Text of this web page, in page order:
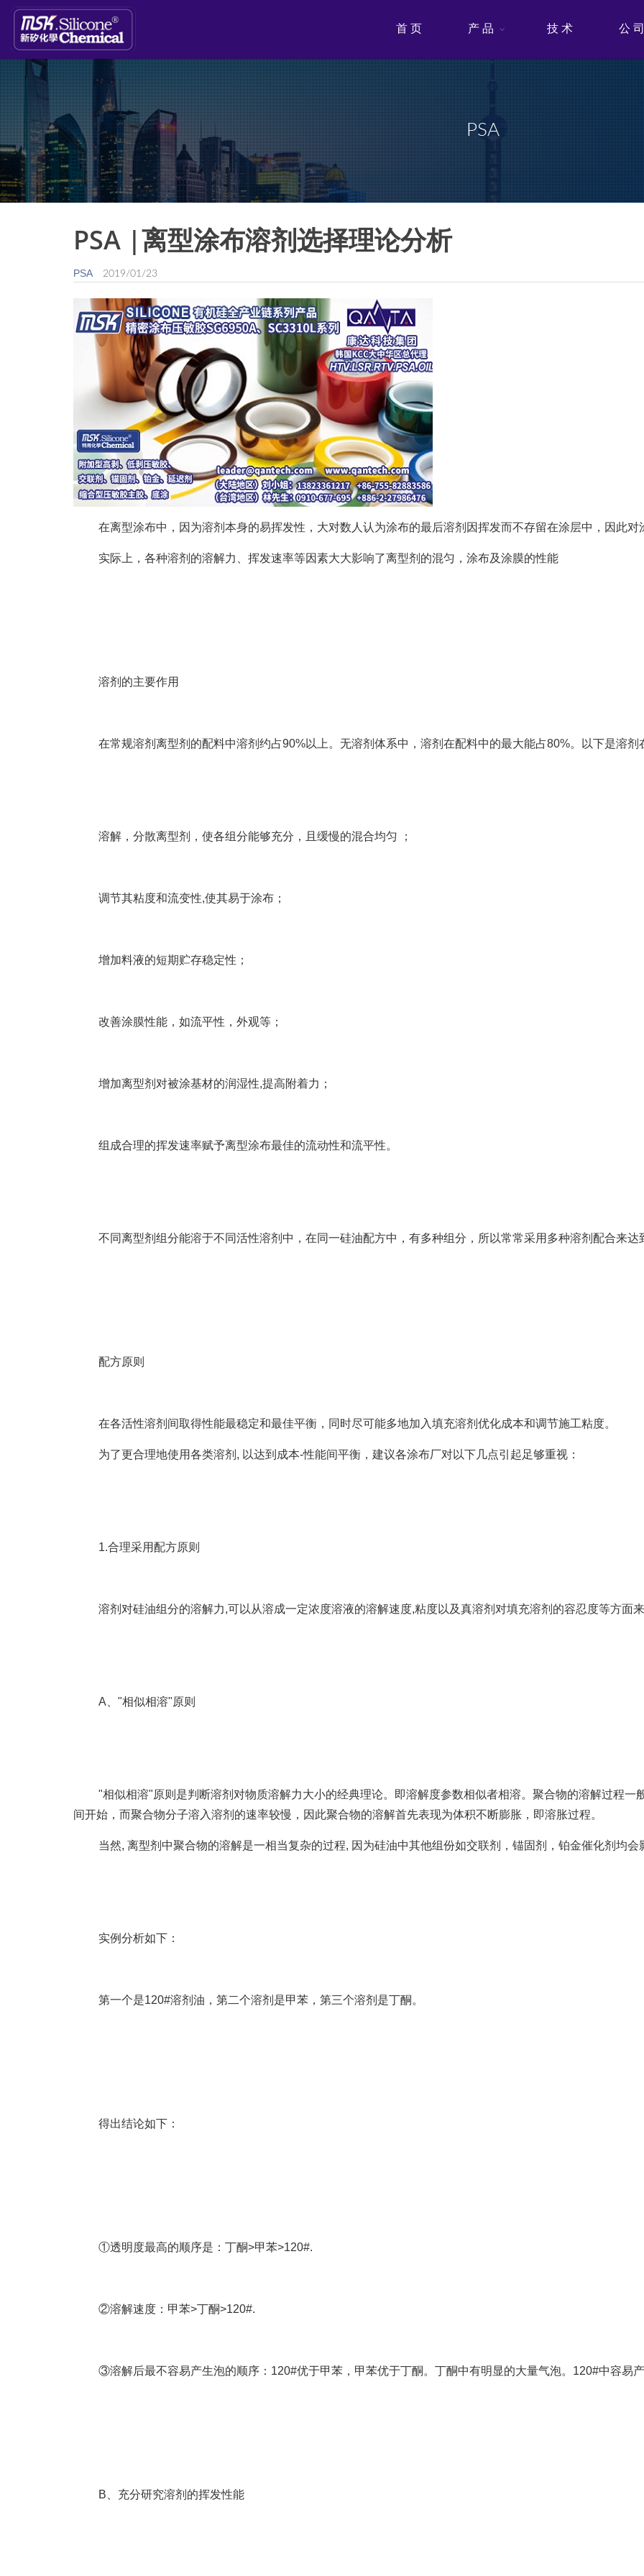
首 页 产 品 技 术 公 司
PSA
PSA |离型涂布溶剂选择理论分析
PSA 2019/01/23
在离型涂布中，因为溶剂本身的易挥发性，大对数人认为涂布的最后溶剂因挥发而不存留在涂层中，因此对
实际上，各种溶剂的溶解力、挥发速率等因素大大影响了离型剂的混匀，涂布及涂膜的性能
溶剂的主要作用
在常规溶剂离型剂的配料中溶剂约占90%以上。无溶剂体系中，溶剂在配料中的最大能占80%。以下是溶
溶解，分散离型剂，使各组分能够充分，且缓慢的混合均匀 ；
调节其粘度和流变性,使其易于涂布；
增加料液的短期贮存稳定性；
改善涂膜性能，如流平性，外观等；
增加离型剂对被涂基材的润湿性,提高附着力；
组成合理的挥发速率赋予离型涂布最佳的流动性和流平性。
不同离型剂组分能溶于不同活性溶剂中，在同一硅油配方中，有多种组分，所以常常采用多种溶剂配合来达
配方原则
在各活性溶剂间取得性能最稳定和最佳平衡，同时尽可能多地加入填充溶剂优化成本和调节施工粘度。
为了更合理地使用各类溶剂, 以达到成本-性能间平衡，建议各涂布厂对以下几点引起足够重视：
1.合理采用配方原则
溶剂对硅油组分的溶解力,可以从溶成一定浓度溶液的溶解速度,粘度以及真溶剂对填充溶剂的容忍度等方面
A、"相似相溶"原则
"相似相溶"原则是判断溶剂对物质溶解力大小的经典理论。即溶解度参数相似者相溶。聚合物的溶解过程
间开始，而聚合物分子溶入溶剂的速率较慢，因此聚合物的溶解首先表现为体积不断膨胀，即溶胀过程。
当然, 离型剂中聚合物的溶解是一相当复杂的过程, 因为硅油中其他组份如交联剂，锚固剂，铂金催化剂均
实例分析如下：
第一个是120#溶剂油，第二个溶剂是甲苯，第三个溶剂是丁酮。
得出结论如下：
①透明度最高的顺序是：丁酮>甲苯>120#.
②溶解速度：甲苯>丁酮>120#.
③溶解后最不容易产生泡的顺序：120#优于甲苯，甲苯优于丁酮。丁酮中有明显的大量气泡。120#中容易
B、充分研究溶剂的挥发性能